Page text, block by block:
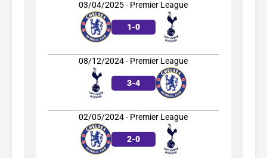
03/04/2025 - Premier League
1-0
08/12/2024 - Premier League
3-4
02/05/2024 - Premier League
2-0